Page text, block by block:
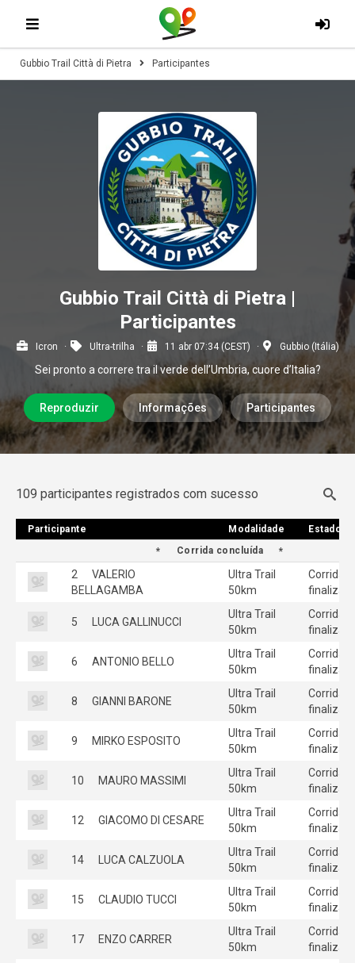
Gubbio Trail Città di Pietra Participantes
Gubbio Trail Città di Pietra |
Participantes
Icron Ultra-trilha 11 abr 07:34 (CEST) Gubbio (Itália)
Sei pronto a correre tra il verde dell’Umbria, cuore d’Italia?
Reproduzir Informações Participantes
109 participantes registrados com sucesso
Participante Modalidade
Estado
Corrida concluída
2
VALERIO
BELLAGAMBA
Ultra Trail
50km
Corrida
5 LUCA GALLINUCCI
Ultra Trail
50km
Corrida
6 ANTONIO BELLO
Ultra Trail
50km
Corrida
8 GIANNI BARONE
Ultra Trail
50km
Corrida
9 MIRKO ESPOSITO
Ultra Trail
50km
Corrida
10 MAURO MASSIMI
Ultra Trail
50km
Corrida
12 GIACOMO DI CESARE
Ultra Trail
50km
Corrida
14 LUCA CALZUOLA
Ultra Trail
50km
Corrida
15 CLAUDIO TUCCI
Ultra Trail
50km
Corrida
17 ENZO CARRER
Ultra Trail
50km
Corrida
Participante Modalidade Estado